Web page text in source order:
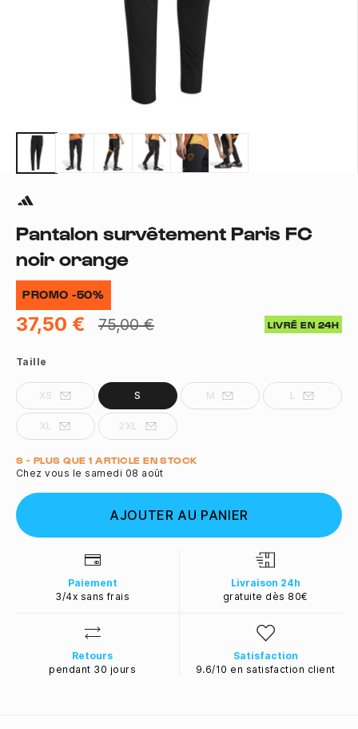
Pantalon survêtement Paris FC
noir orange
PROMO -50%
37,50 € 75,00 € LIVRÉ EN 24H
Taille
XS S M L
XL 2XL
Quantité
S - PLUS QUE 1 ARTICLE EN STOCK
Chez vous le samedi 08 août
AJOUTER AU PANIER
Paiement
3/4x sans frais
Livraison 24h
gratuite dès 80€
Retours
pendant 30 jours
Satisfaction
9.6/10 en satisfaction client